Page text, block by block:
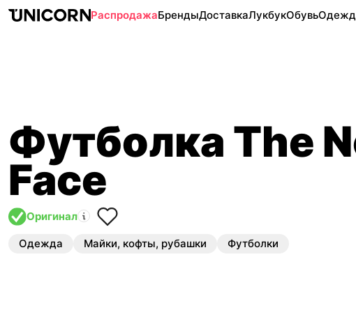
РаспродажаБрендыДоставкаЛукбукОбувь
Футболка The
Face
Оригинал
Одежда Майки, кофты, рубашки Футболки